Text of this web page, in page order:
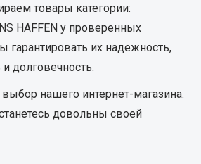
товары категории:
HAFFEN у проверенных
гарантировать их надежность,
долговечность.
нашего интернет-магазина.
довольны своей